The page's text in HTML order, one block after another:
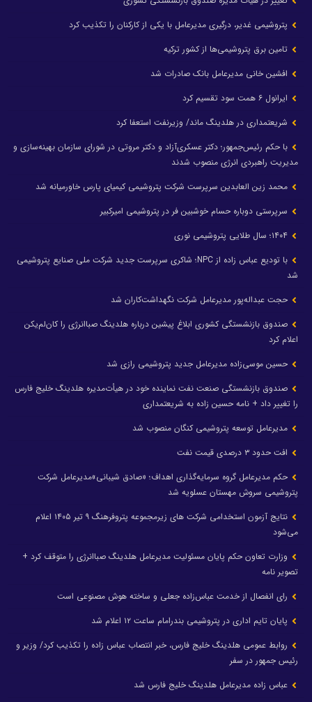
پتروشیمی غدیر، درگیری مدیرعامل با یکی از کارکنان را تکذیب کرد
تامین برق پتروشیمی‌ها از کشور ترکیه
افشین خانی مدیرعامل بانک صادرات شد
ایرانول ۶ همت سود تقسیم کرد
شریعتمداری در هلدینگ ماند/ وزیرنفت استعفا کرد
با حکم رئیس‌جمهور؛ دکتر عسکری‌آزاد و دکتر مروتی در شورای سازمان بهینه‌سازی و
مدیریت راهبردی انرژی منصوب شدند
محمد زین العابدین سرپرست شرکت پتروشیمی کیمیای پارس خاورمیانه شد
سرپرستی دوباره حسام خوشبین فر در پتروشیمی امیرکبیر
با تودیع عباس زاده از NPC؛ شاکری سرپرست جدید شرکت ملی صنایع پتروشیمی
شد
حجت عبداله‌پور مدیرعامل شرکت نگهداشت‌کاران شد
صندوق بازنشستگی کشوری ابلاغ پیشین درباره هلدینگ صباانرژی را کان‌لم‌یکن
اعلام کرد
حسین موسی‌زاده مدیرعامل جدید پتروشیمی رازی شد
صندوق بازنشستگی صنعت نفت نماینده خود در هیأت‌مدیره هلدینگ خلیج فارس
را تغییر داد + نامه حسین زاده به شریعتمداری
مدیرعامل توسعه پتروشیمی کنگان منصوب شد
افت حدود ۳ درصدی قیمت نفت
حکم مدیرعامل گروه سرمایه‌گذاری اهداف؛ «صادق شیبانی»مدیرعامل شرکت
پتروشیمی سروش مهستان عسلویه شد
نتایج آزمون استخدامی شرکت های زیرمجموعه پتروفرهنگ ۹ تیر ۱۴۰۵ اعلام
می‌شود
وزارت تعاون حکم پایان مسئولیت مدیرعامل هلدینگ صباانرژی را متوقف کرد +
تصویر نامه
رای انفصال از خدمت عباس‌زاده جعلی و ساخته هوش مصنوعی است
پایان تایم اداری در پتروشیمی بندرامام ساعت ۱۲ اعلام شد
روابط عمومی هلدینگ خلیج فارس، خبر انتصاب عباس زاده را تکذیب کرد/ وزیر و
رئیس جمهور در سفر
عباس زاده مدیرعامل هلدینگ خلیج فارس شد